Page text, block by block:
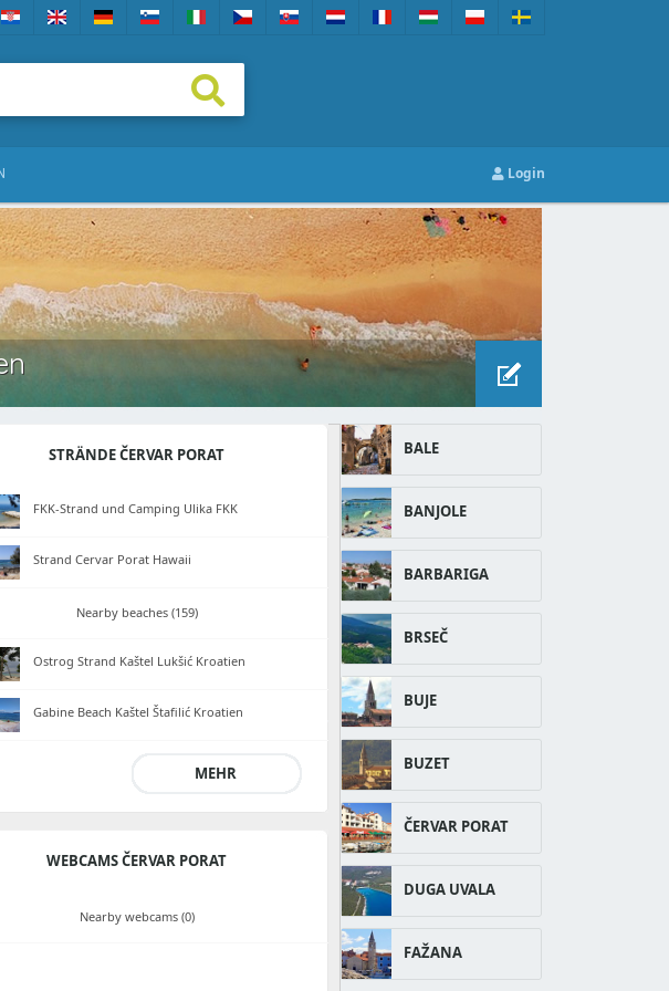
Login
STRÄNDE ČERVAR PORAT
FKK-Strand und Camping Ulika FKK
Strand Cervar Porat Hawaii
Nearby beaches (159)
Ostrog Strand Kaštel Lukšić Kroatien
Gabine Beach Kaštel Štafilić Kroatien
MEHR
WEBCAMS ČERVAR PORAT
Nearby webcams (0)
BALE
BANJOLE
BARBARIGA
BRSEČ
BUJE
BUZET
ČERVAR PORAT
DUGA UVALA
FAŽANA